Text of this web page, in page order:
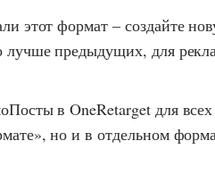
этот формат – создайте
лучше предыдущих, для
в OneRetarget для
но и в отдельном